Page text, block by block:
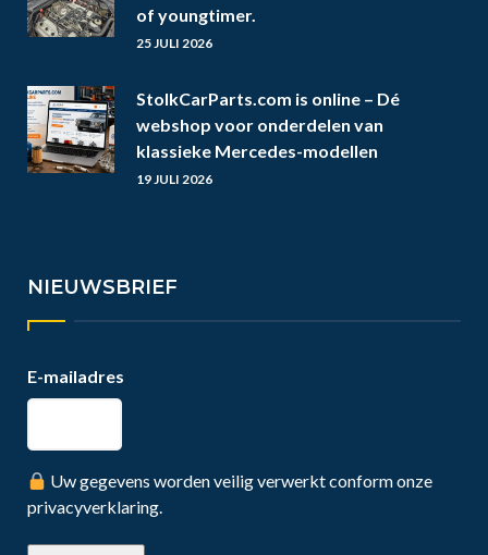
of youngtimer.
25 JULI 2026
StolkCarParts.com is online – Dé
webshop voor onderdelen van
klassieke Mercedes-modellen
19 JULI 2026
NIEUWSBRIEF
E-mailadres
Uw gegevens worden veilig verwerkt conform onze
privacyverklaring.